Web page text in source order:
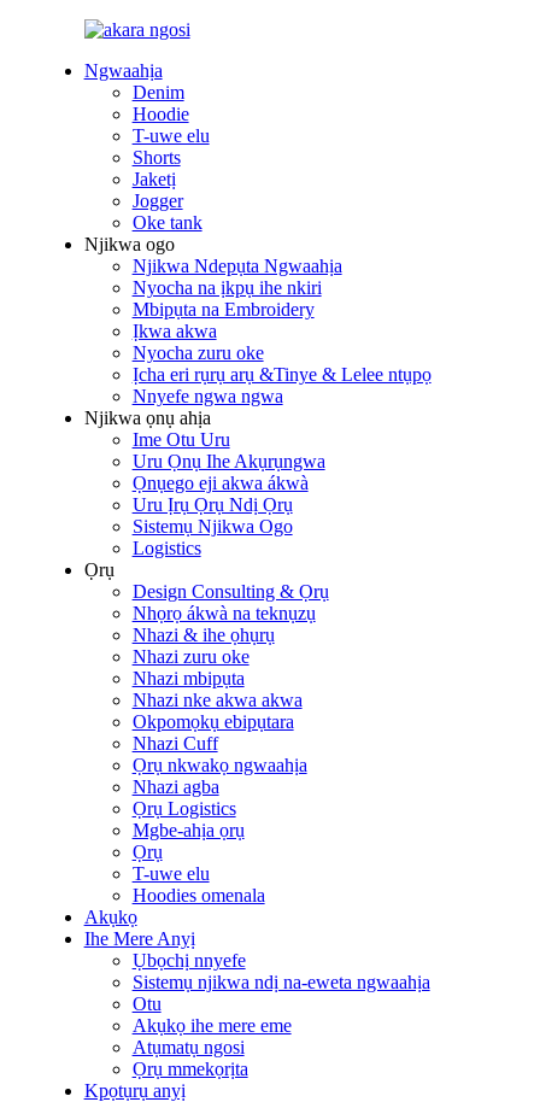
Ngwaahịa
Denim
Hoodie
T-uwe elu
Shorts
Jaketị
Jogger
Oke tank
Njikwa ogo
Njikwa Ndepụta Ngwaahịa
Nyocha na ịkpụ ihe nkiri
Mbipụta na Embroidery
Ịkwa akwa
Nyocha zuru oke
Ịcha eri rụrụ arụ &Tinye & Lelee ntụpọ
Nnyefe ngwa ngwa
Njikwa ọnụ ahịa
Ime Otu Uru
Uru Ọnụ Ihe Akụrụngwa
Ọnụego eji akwa ákwà
Uru Ịrụ Ọrụ Ndị Ọrụ
Sistemụ Njikwa Ogo
Logistics
Ọrụ
Design Consulting & Ọrụ
Nhọrọ ákwà na teknụzụ
Nhazi & ihe ọhụrụ
Nhazi zuru oke
Nhazi mbipụta
Nhazi nke akwa akwa
Okpomọkụ ebipụtara
Nhazi Cuff
Ọrụ nkwakọ ngwaahịa
Nhazi agba
Ọrụ Logistics
Mgbe-ahịa ọrụ
Ọrụ
T-uwe elu
Hoodies omenala
Akụkọ
Ihe Mere Anyị
Ụbọchị nnyefe
Sistemụ njikwa ndị na-eweta ngwaahịa
Otu
Akụkọ ihe mere eme
Atụmatụ ngosi
Ọrụ mmekọrịta
Kpọtụrụ anyị